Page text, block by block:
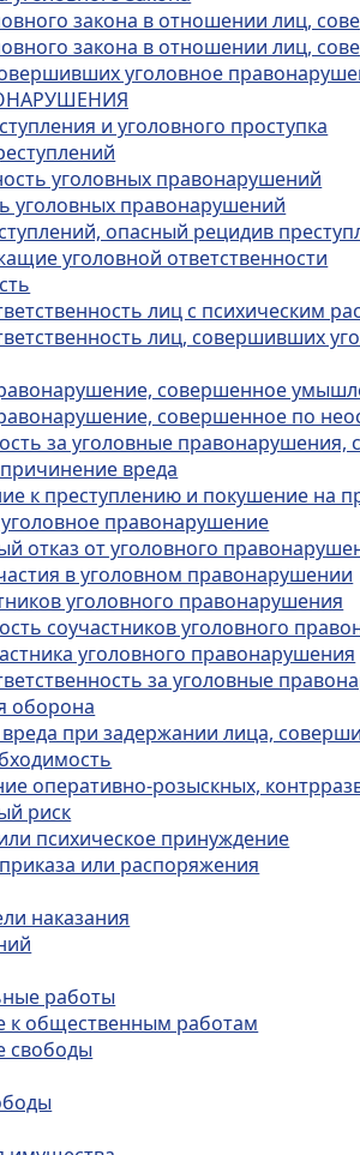
закона в отношении лиц,
закона в отношении лиц,
уголовное
и уголовного проступка
уголовных правонарушений
уголовных правонарушений
опасный рецидив
уголовной ответственности
лиц с психическим
лиц, совершивших
совершенное
совершенное по
за уголовные
вреда
к преступлению и покушение на
правонарушение
отказ от уголовного
в уголовном правонарушении
уголовного правонарушения
соучастников уголовного
уголовного правонарушения
за уголовные
оборона
при задержании лица,
оперативно-розыскных,
риск
психическое принуждение
или распоряжения
наказания
работы
к общественным работам
свободы